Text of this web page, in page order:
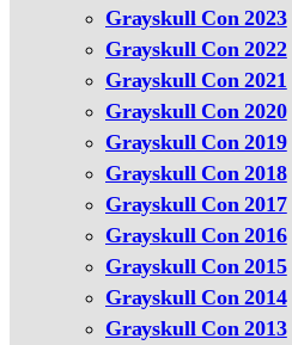
Grayskull Con 2023
Grayskull Con 2022
Grayskull Con 2021
Grayskull Con 2020
Grayskull Con 2019
Grayskull Con 2018
Grayskull Con 2017
Grayskull Con 2016
Grayskull Con 2015
Grayskull Con 2014
Grayskull Con 2013